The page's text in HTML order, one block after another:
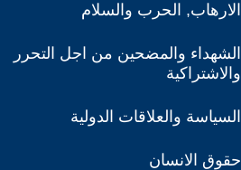
الارهاب, الحرب والسلام
الشهداء والمضحين من اجل التحرر
والاشتراكية
السياسة والعلاقات الدولية
حقوق الانسان